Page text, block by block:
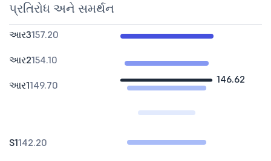
પ્રતિરોધ અને સમર્થન
146.62
આર3157.20
આર2154.10
આર1149.70
S1142.20